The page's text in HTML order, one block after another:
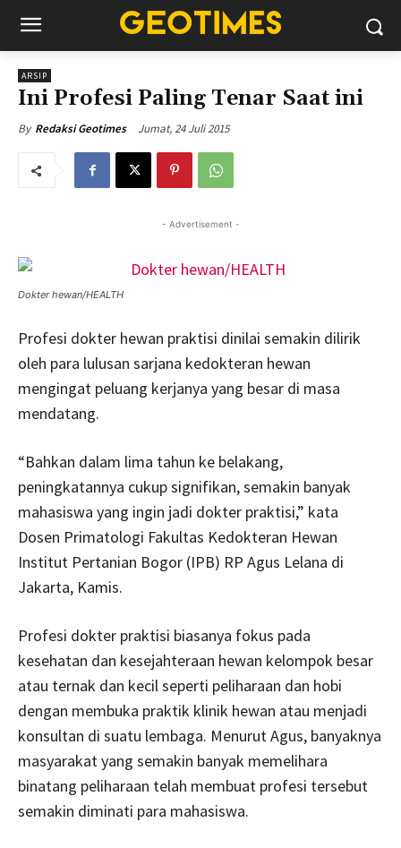
ARSIP
Ini Profesi Paling Tenar Saat ini
By Redaksi Geotimes Jumat, 24 Juli 2015
- Advertisement -
Dokter hewan/HEALTH
Profesi dokter hewan praktisi dinilai semakin dilirik
oleh para lulusan sarjana kedokteran hewan
mengingat peluang kerjanya yang besar di masa
mendatang.
“Bahkan dalam lima tahun ke belakang,
peningkatannya cukup signifikan, semakin banyak
mahasiswa yang ingin jadi dokter praktisi,” kata
Dosen Primatologi Fakultas Kedokteran Hewan
Institut Pertanian Bogor (IPB) RP Agus Lelana di
Jakarta, Kamis.
Profesi dokter praktisi biasanya fokus pada
kesehatan dan kesejahteraan hewan kelompok besar
atau ternak dan kecil seperti peliharaan dan hobi
dengan membuka praktik klinik hewan atau menjadi
konsultan di suatu lembaga. Menurut Agus, banyaknya
masyarakat yang semakin banyak memelihara
binatang peliharaan telah membuat profesi tersebut
semakin diminati para mahasiswa.